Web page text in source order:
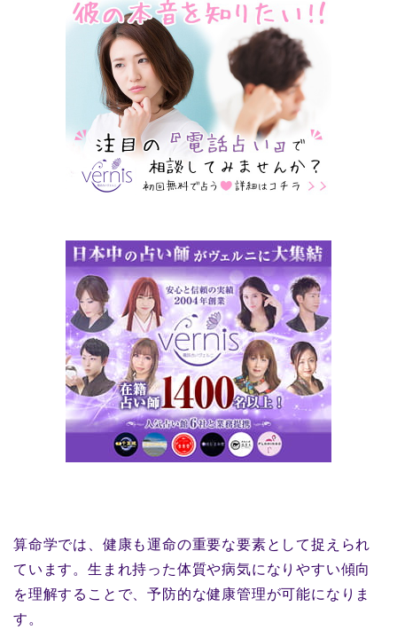
算命学では、健康も運命の重要な要素として捉えられ
ています。生まれ持った体質や病気になりやすい傾向
を理解することで、予防的な健康管理が可能になりま
す。